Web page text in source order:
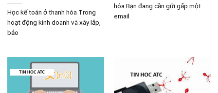
Học kế toán ở thanh hóa Trong
hoạt động kinh doanh và xây lắp,
bảo
hóa Bạn đang cần gửi gấp một
email